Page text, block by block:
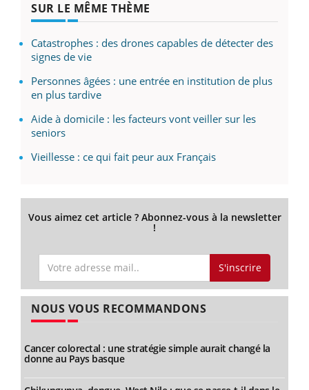
SUR LE MÊME THÈME
Catastrophes : des drones capables de détecter des
signes de vie
Personnes âgées : une entrée en institution de plus
en plus tardive
Aide à domicile : les facteurs vont veiller sur les
seniors
Vieillesse : ce qui fait peur aux Français
Vous aimez cet article ? Abonnez-vous à la newsletter
!
S'inscrire
NOUS VOUS RECOMMANDONS
Cancer colorectal : une stratégie simple aurait changé la
donne au Pays basque